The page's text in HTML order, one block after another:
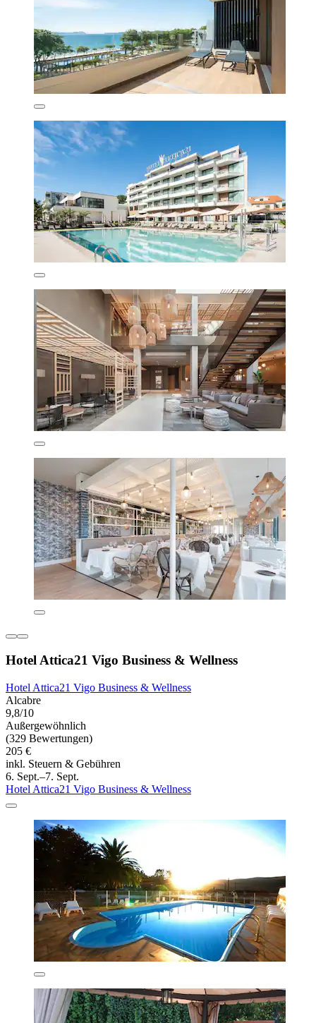
Hotel Attica21 Vigo Business & Wellness
Hotel Attica21 Vigo Business & Wellness
Alcabre
9,8/10
Außergewöhnlich
(329 Bewertungen)
205 €
inkl. Steuern & Gebühren
6. Sept.–7. Sept.
Hotel Attica21 Vigo Business & Wellness